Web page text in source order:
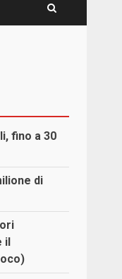
fino a 30
di
il